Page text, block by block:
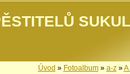
Úvod » Fotoalbum» a-z»A